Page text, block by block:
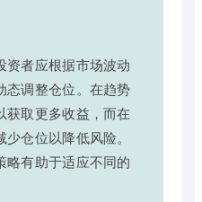
资者应根据市场波动
态调整仓位。在趋势
获取更多收益，而在
仓位以降低风险。
略有助于适应不同的